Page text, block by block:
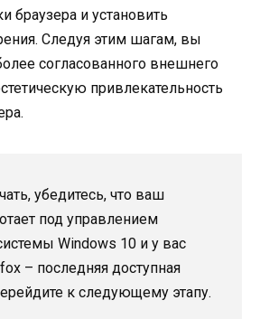
браузера и установить
Следуя этим шагам, вы
согласованного внешнего
привлекательность
убедитесь, что ваш
под управлением
Windows 10 и у вас
– последняя доступная
к следующему этапу.